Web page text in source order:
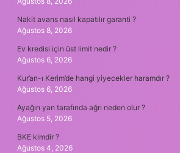
Nakit avans nasıl kapatılır garanti ?
Ağustos 8, 2026
Ev kredisi için üst limit nedir ?
Ağustos 6, 2026
Kur’an-ı Kerim’de hangi yiyecekler haramdır ?
Ağustos 6, 2026
Ayağın yan tarafında ağrı neden olur ?
Ağustos 5, 2026
BKE kimdir ?
Ağustos 4, 2026